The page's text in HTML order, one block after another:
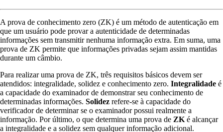
A prova de conhecimento zero (ZK) é um método de autenticação em
que um usuário pode provar a autenticidade de determinadas
informações sem transmitir nenhuma informação extra. Em suma, uma
prova de ZK permite que informações privadas sejam assim mantidas
durante um câmbio.
Para realizar uma prova de ZK, três requisitos básicos devem ser
atendidos: integralidade, solidez e conhecimento zero. Integralidade é
a capacidade do examinador de demonstrar seu conhecimento de
determinadas informações. Solidez refere-se à capacidade do
verificador de determinar se o examinador possui realmente a
informação. Por último, o que determina uma prova de ZK é alcançar
a integralidade e a solidez sem qualquer informação adicional.